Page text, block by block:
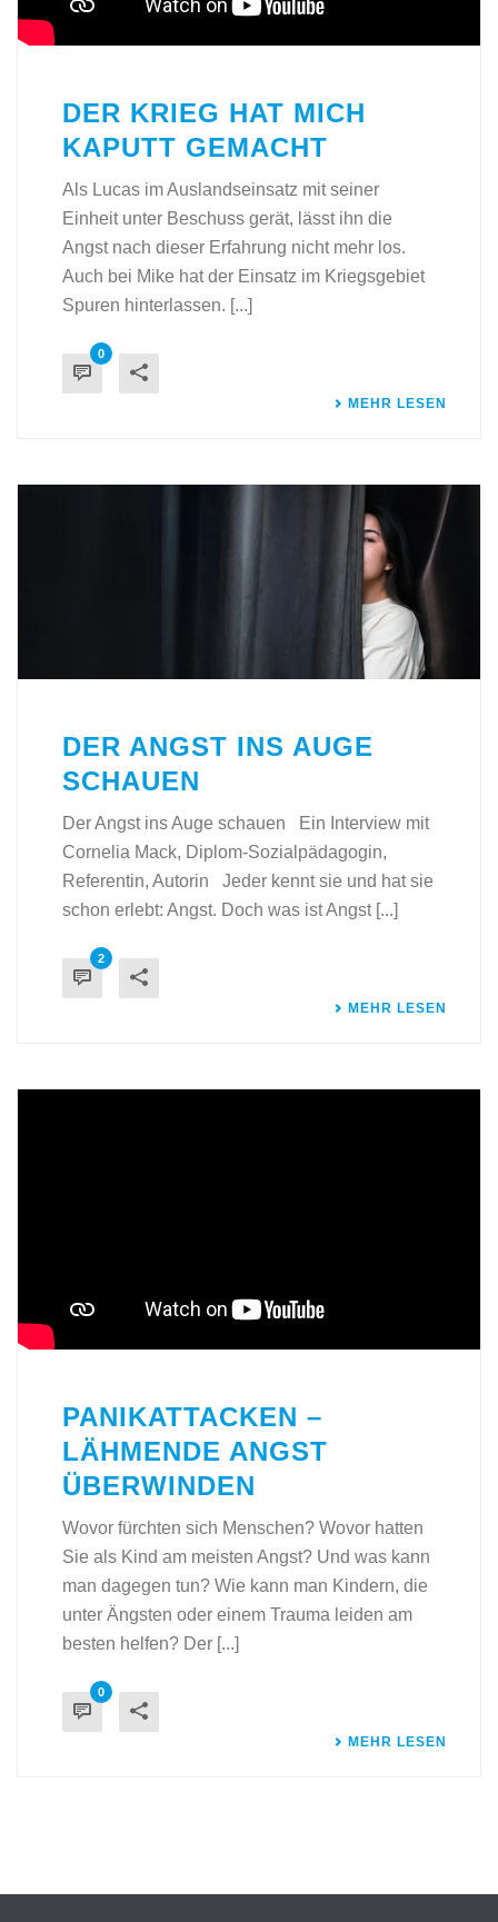
DER KRIEG HAT MICH
KAPUTT GEMACHT
Als Lucas im Auslandseinsatz mit seiner
Einheit unter Beschuss gerät, lässt ihn die
Angst nach dieser Erfahrung nicht mehr los.
Auch bei Mike hat der Einsatz im Kriegsgebiet
Spuren hinterlassen. [...]
0
MEHR LESEN
DER ANGST INS AUGE
SCHAUEN
Der Angst ins Auge schauen Ein Interview mit
Cornelia Mack, Diplom-Sozialpädagogin,
Referentin, Autorin Jeder kennt sie und hat sie
schon erlebt: Angst. Doch was ist Angst [...]
2
MEHR LESEN
PANIKATTACKEN –
LÄHMENDE ANGST
ÜBERWINDEN
Wovor fürchten sich Menschen? Wovor hatten
Sie als Kind am meisten Angst? Und was kann
man dagegen tun? Wie kann man Kindern, die
unter Ängsten oder einem Trauma leiden am
besten helfen? Der [...]
0
MEHR LESEN